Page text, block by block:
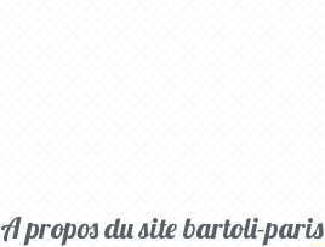
A propos du site bartoli-paris